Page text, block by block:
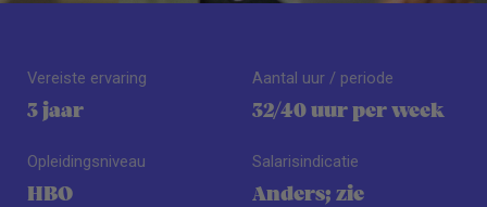
Vereiste ervaring
3 jaar
Opleidingsniveau
HBO
Aantal uur / periode
32/40 uur per week
Salarisindicatie
Anders; zie